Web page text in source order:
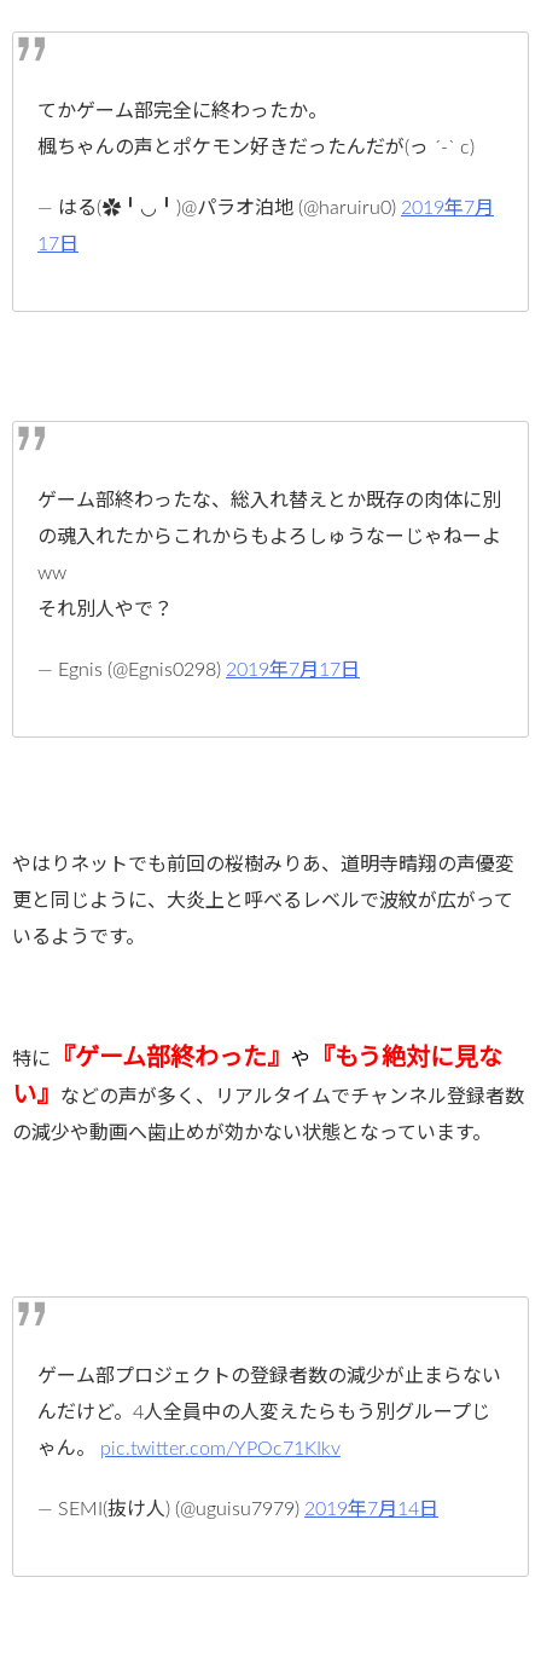
てかゲーム部完全に終わったか。
楓ちゃんの声とポケモン好きだったんだが(っ ´-` c)
— はる(✿╹◡╹)@パラオ泊地 (@haruiru0) 2019年7月
17日
ゲーム部終わったな、総入れ替えとか既存の肉体に別
の魂入れたからこれからもよろしゅうなーじゃねーよ
ww
それ別人やで？
— Egnis (@Egnis0298) 2019年7月17日
やはりネットでも前回の桜樹みりあ、道明寺晴翔の声優変
更と同じように、大炎上と呼べるレベルで波紋が広がって
いるようです。
特に 『ゲーム部終わった』 や
『もう絶対に見な
い』
などの声が多く、リアルタイムでチャンネル登録者数
の減少や動画へ歯止めが効かない状態となっています。
ゲーム部プロジェクトの登録者数の減少が止まらない
んだけど。4人全員中の人変えたらもう別グループじ
ゃん。 pic.twitter.com/YPOc71KIkv
— SEMI(抜け人) (@uguisu7979) 2019年7月14日